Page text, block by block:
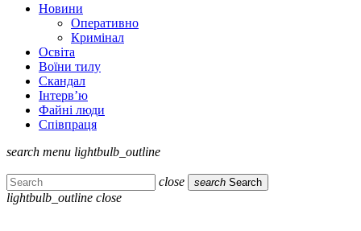
Новини
Оперативно
Кримінал
Освіта
Воїни тилу
Скандал
Інтерв’ю
Файні люди
Співпраця
search menu lightbulb_outline
close search Search
lightbulb_outline close